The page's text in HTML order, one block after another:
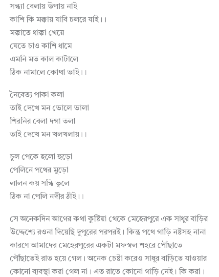
সন্ধ্যা বেলায় উপায় নাই
কাশি কি মক্কায় যাবি চলরে যাই।।
মক্কাতে ধাক্কা খেয়ে
যেতে চাও কাশি ধামে
এমনি মত কাল কাটালে
ঠিক নামালে কোথা ভাই।।
নৈবেত্য পাকা কলা
তাই দেখে মন ভোলে ভালা
শিরনির বেলা দগা তলা
তাই দেখে মন খলখলায়।।
চুল পেকে হলো হুড়ো
পেলিনে পথের মুড়ো
লালন কয় সন্ধি ভূলে
ঠিক না পেলি নদীর ঠাঁই।।
সে অনেকদিন আগের কথা কুষ্টিয়া থেকে মেহেরপুরে এক সাধুর বাড়ির
উদ্দেশ্যে রওনা দিয়েছি দুপুরের পরপরই। কিন্তু পথে গাড়ি নষ্টসহ নানা
কারণে আমাদের মেহেরপুরের একটা মফস্বল শহরে পৌঁছাতে
পৌঁছাতেই রাত হয়ে গেল। অনেক চেষ্টা করেও সাধুর বাড়িতে যাওয়ার
কোনো ব্যবস্থা করা গেল না। এত রাতে কোনো গাড়ি নেই। কি করা।